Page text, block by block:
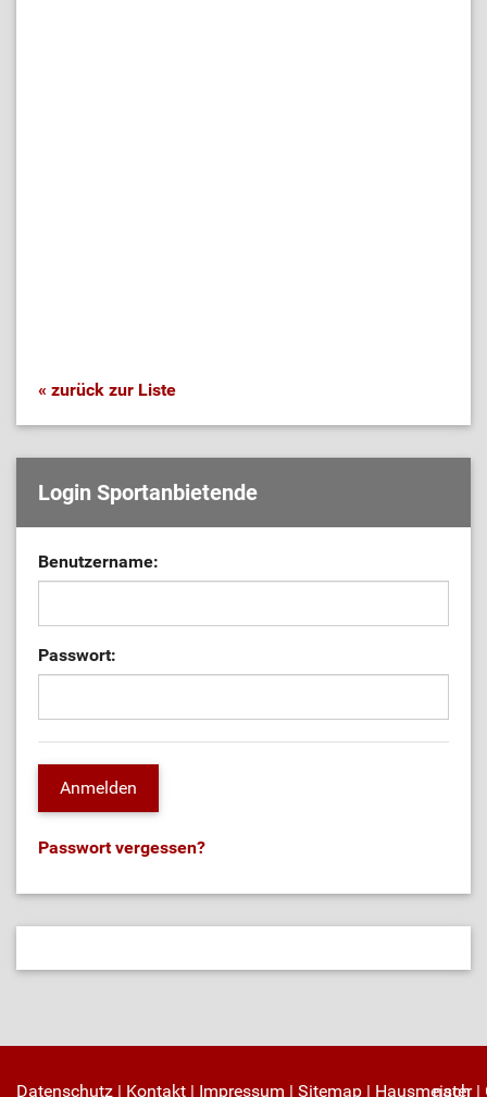
« zurück zur Liste
Login Sportanbietende
Benutzername:
Passwort:
Passwort vergessen?
Datenschutz | Kontakt | Impressum | Sitemap | Hausmeister|
nach